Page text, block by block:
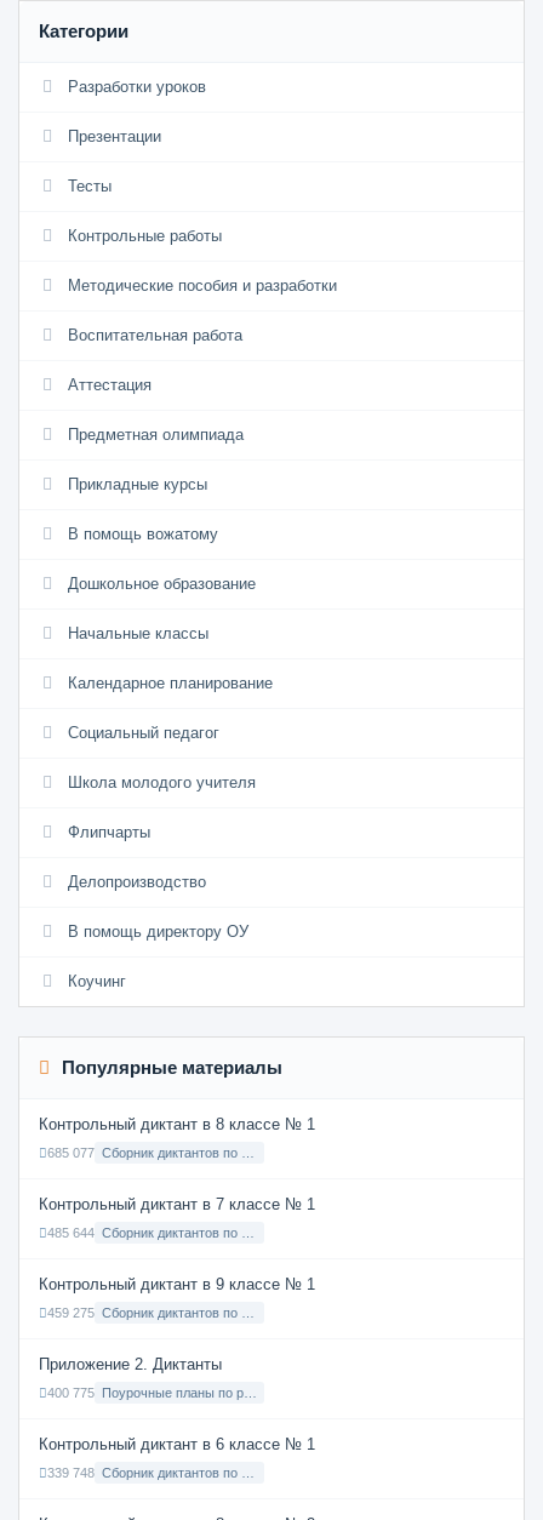
Категории
Разработки уроков
Презентации
Тесты
Контрольные работы
Методические пособия и разработки
Воспитательная работа
Аттестация
Предметная олимпиада
Прикладные курсы
В помощь вожатому
Дошкольное образование
Начальные классы
Календарное планирование
Социальный педагог
Школа молодого учителя
Флипчарты
Делопроизводство
В помощь директору ОУ
Коучинг
Популярные материалы
Контрольный диктант в 8 классе № 1
685 077
Контрольный диктант в 7 классе № 1
485 644
Контрольный диктант в 9 классе № 1
459 275
Приложение 2. Диктанты
400 775
Контрольный диктант в 6 классе № 1
339 748